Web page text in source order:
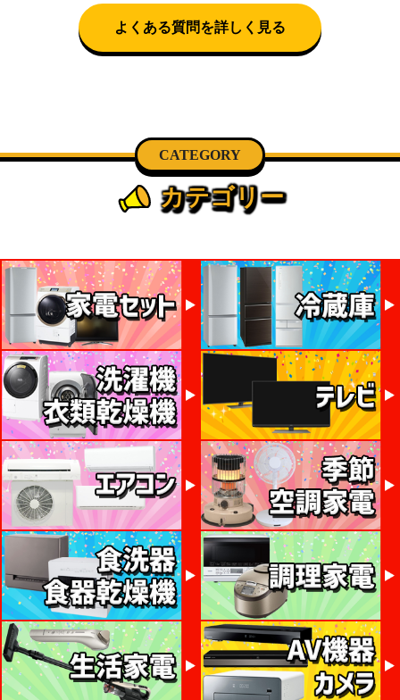
話にて日時決定に関するご連絡をさせて頂きます。
よくある質問を詳しく見る
CATEGORY
カテゴリー